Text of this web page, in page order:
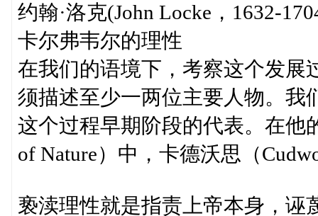
约翰·洛克(John Locke，1632-
卡尔弗韦尔的理性
在我们的语境下，考察这个发展
须描述至少一两位主要人物。我
这个过程早期阶段的代表。在他
of Nature）中，卡德沃思（
亵渎理性就是指责上帝本身，诬